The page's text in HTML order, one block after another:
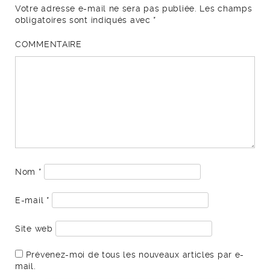
Votre adresse e-mail ne sera pas publiée.
Les champs
obligatoires sont indiqués avec *
COMMENTAIRE
Nom *
E-mail *
Site web
Prévenez-moi de tous les nouveaux articles par e-
mail.